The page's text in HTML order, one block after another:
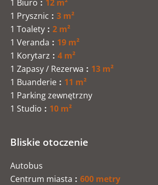
1 Biuro
12 m²
1 Prysznic
3 m²
1 Toalety
2 m²
1 Veranda
19 m²
1 Korytarz
4 m²
1 Zapasy / Rezerwa
13 m²
1 Buanderie
11 m²
1 Parking zewnętrzny
1 Studio
10 m²
Bliskie otoczenie
Autobus
Centrum miasta
600 metry